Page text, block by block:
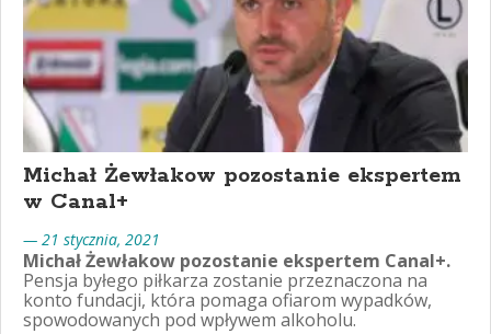
Michał Żewłakow pozostanie ekspertem
w Canal+
— 21 stycznia, 2021
Michał Żewłakow pozostanie ekspertem Canal+.
Pensja byłego piłkarza zostanie przeznaczona na
konto fundacji, która pomaga ofiarom wypadków,
spowodowanych pod wpływem alkoholu.